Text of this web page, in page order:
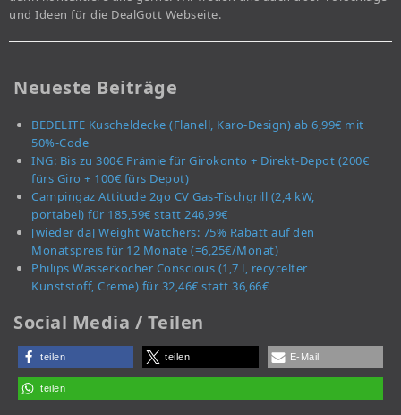
und Ideen für die DealGott Webseite.
Neueste Beiträge
BEDELITE Kuscheldecke (Flanell, Karo-Design) ab 6,99€ mit
50%-Code
ING: Bis zu 300€ Prämie für Girokonto + Direkt-Depot (200€
fürs Giro + 100€ fürs Depot)
Campingaz Attitude 2go CV Gas-Tischgrill (2,4 kW,
portabel) für 185,59€ statt 246,99€
[wieder da] Weight Watchers: 75% Rabatt auf den
Monatspreis für 12 Monate (=6,25€/Monat)
Philips Wasserkocher Conscious (1,7 l, recycelter
Kunststoff, Creme) für 32,46€ statt 36,66€
Social Media / Teilen
teilen teilen E-Mail
teilen